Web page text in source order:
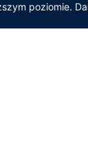
poziomie.